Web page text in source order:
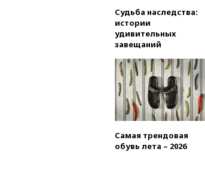
Судьба наследства:
истории
удивительных
завещаний
Самая трендовая
обувь лета – 2026